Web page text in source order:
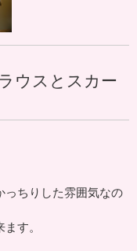
ウスとスカー
っちりした雰囲気なの
す。